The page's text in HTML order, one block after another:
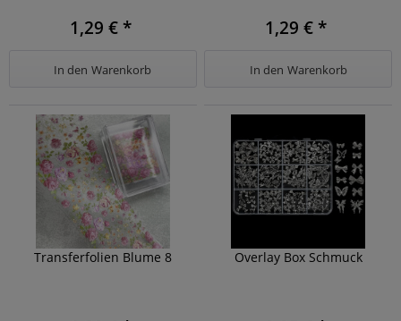
1,29 € *
In den Warenkorb
1,29 € *
In den Warenkorb
Transferfolien Blume 8 Overlay Box Schmuck